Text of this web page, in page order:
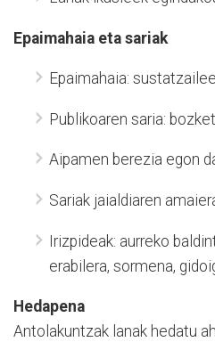
Epaimahaia eta sariak
Epaimahaia:
Publikoaren saria:
Aipamen berezia egon
Sariak jaialdiaren
Irizpideak: aurreko
erabilera, sormena,
Hedapena
Antolakuntzak lanak hedatu